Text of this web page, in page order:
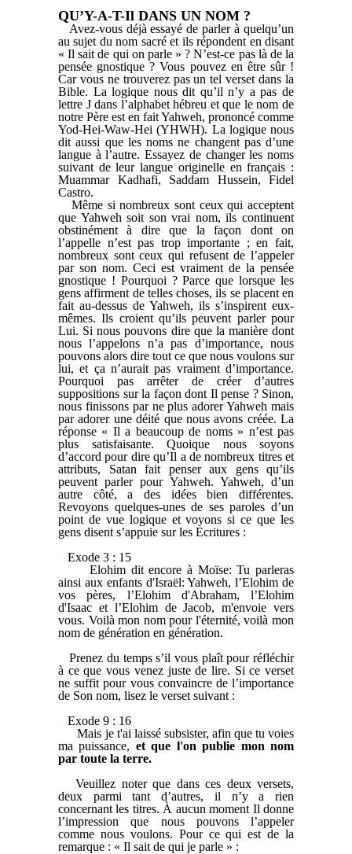
QU’Y-A-T-Il DANS UN NOM ?
Avez-vous déjà essayé de parler à quelqu’un
au sujet du nom sacré et ils répondent en disant
« Il sait de qui on parle » ? N’est-ce pas là de la
pensée gnostique ? Vous pouvez en être sûr !
Car vous ne trouverez pas un tel verset dans la
Bible. La logique nous dit qu’il n’y a pas de
lettre J dans l’alphabet hébreu et que le nom de
notre Père est en fait Yahweh, prononcé comme
Yod-Hei-Waw-Hei (YHWH). La logique nous
dit aussi que les noms ne changent pas d’une
langue à l’autre. Essayez de changer les noms
suivant de leur langue originelle en français :
Muammar Kadhafi, Saddam Hussein, Fidel
Castro.
Même si nombreux sont ceux qui acceptent
que Yahweh soit son vrai nom, ils continuent
obstinément à dire que la façon dont on
l’appelle n’est pas trop importante ; en fait,
nombreux sont ceux qui refusent de l’appeler
par son nom. Ceci est vraiment de la pensée
gnostique ! Pourquoi ? Parce que lorsque les
gens affirment de telles choses, ils se placent en
fait au-dessus de Yahweh, ils s’inspirent eux-
mêmes. Ils croient qu’ils peuvent parler pour
Lui. Si nous pouvons dire que la manière dont
nous l’appelons n’a pas d’importance, nous
pouvons alors dire tout ce que nous voulons sur
lui, et ça n’aurait pas vraiment d’importance.
Pourquoi pas arrêter de créer d’autres
suppositions sur la façon dont Il pense ? Sinon,
nous finissons par ne plus adorer Yahweh mais
par adorer une déité que nous avons créée. La
réponse « Il a beaucoup de noms » n’est pas
plus satisfaisante. Quoique nous soyons
d’accord pour dire qu’Il a de nombreux titres et
attributs, Satan fait penser aux gens qu’ils
peuvent parler pour Yahweh. Yahweh, d’un
autre côté, a des idées bien différentes.
Revoyons quelques-unes de ses paroles d’un
point de vue logique et voyons si ce que les
gens disent s’appuie sur les Ecritures :
Exode 3 : 15
Elohim dit encore à Moïse: Tu parleras
ainsi aux enfants d'Israël: Yahweh, l’Elohim de
vos pères, l’Elohim d'Abraham, l’Elohim
d'Isaac et l’Elohim de Jacob, m'envoie vers
vous. Voilà mon nom pour l'éternité, voilà mon
nom de génération en génération.
Prenez du temps s’il vous plaît pour réfléchir
à ce que vous venez juste de lire. Si ce verset
ne suffit pour vous convaincre de l’importance
de Son nom, lisez le verset suivant :
Exode 9 : 16
Mais je t'ai laissé subsister, afin que tu voies
ma puissance, et que l'on publie mon nom
par toute la terre.
Veuillez noter que dans ces deux versets,
deux parmi tant d’autres, il n’y a rien
concernant les titres. À aucun moment Il donne
l’impression que nous pouvons l’appeler
comme nous voulons. Pour ce qui est de la
remarque : « Il sait de qui je parle » :